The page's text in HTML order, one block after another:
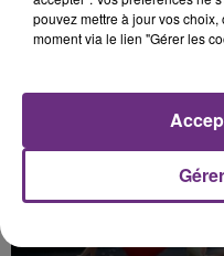
pouvez mettre à jour vos
moment via le lien "Gérer les